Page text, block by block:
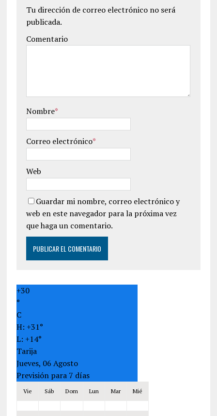
Tu dirección de correo electrónico no será
publicada.
Comentario
Nombre*
Correo electrónico*
Web
Guardar mi nombre, correo electrónico y
web en este navegador para la próxima vez
que haga un comentario.
+30
°
C
H: +31°
L: +14°
Tarija
Jueves, 06 Agosto
Previsión para 7 días
Vie Sáb Dom Lun Mar Mié